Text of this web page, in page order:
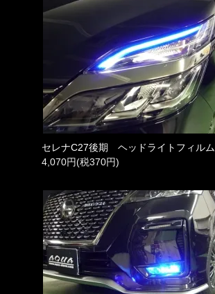
セレナC27後期 ヘッドライトフィルム
4,070円(税370円)